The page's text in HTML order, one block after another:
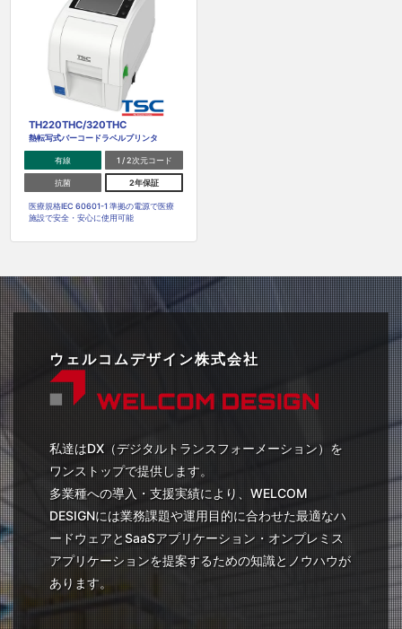
TH220THC/320THC
熱転写式バーコードラベルプリンタ
有線 1 / 2次元コード
抗菌 2年保証
医療規格IEC 60601-1 準拠の電源で医療
施設で安全・安心に使用可能
ウェルコムデザイン株式会社
私達はDX（デジタルトランスフォーメーション）を
ワンストップで提供します。
多業種への導入・支援実績により、WELCOM
DESIGNには業務課題や運用目的に合わせた最適なハ
ードウェアとSaaSアプリケーション・オンプレミス
アプリケーションを提案するための知識とノウハウが
あります。